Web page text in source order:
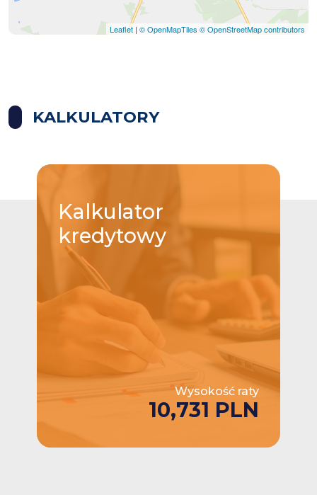
Leaflet | © OpenMapTiles © OpenStreetMap contributors
KALKULATORY
Kalkulator
kredytowy
Wysokość raty
10,731 PLN